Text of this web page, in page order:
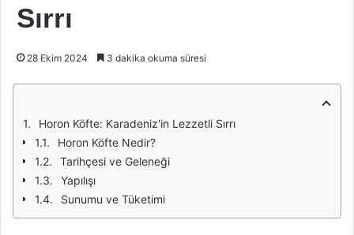
Sırrı
28 Ekim 2024 3 dakika okuma süresi
Horon Köfte: Karadeniz'in Lezzetli Sırrı
Horon Köfte Nedir?
Tarihçesi ve Geleneği
Yapılışı
Sunumu ve Tüketimi